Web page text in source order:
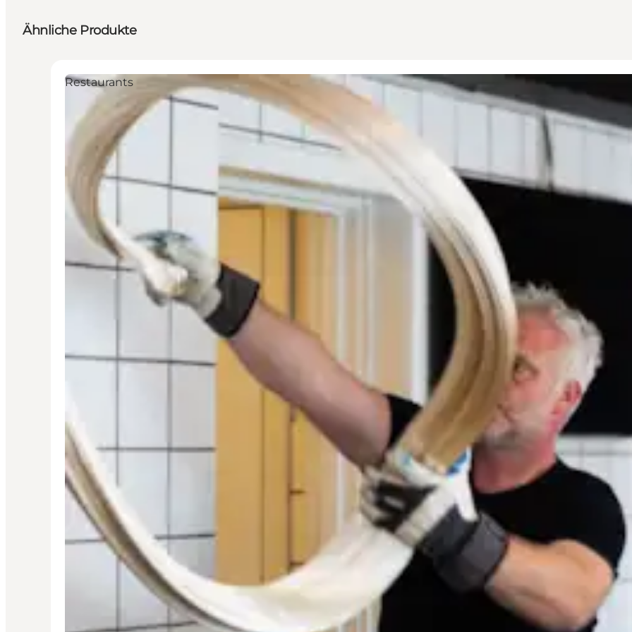
Ähnliche Produkte
Restaurants